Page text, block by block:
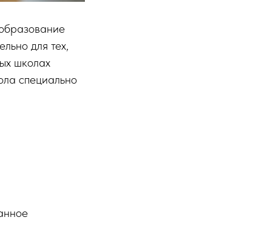
для тех,
школах
специально